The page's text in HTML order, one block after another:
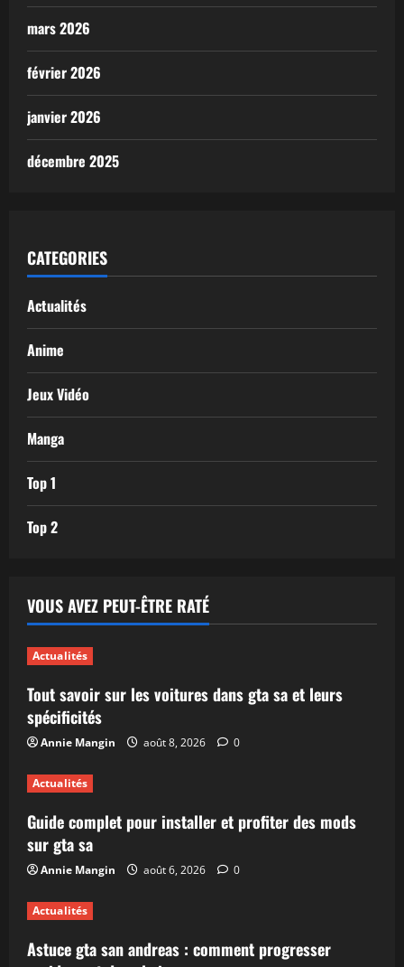
mars 2026
février 2026
janvier 2026
décembre 2025
CATEGORIES
Actualités
Anime
Jeux Vidéo
Manga
Top 1
Top 2
VOUS AVEZ PEUT-ÊTRE RATÉ
Actualités
Tout savoir sur les voitures dans gta sa et leurs
spécificités
Annie Mangin août 8, 2026 0
Actualités
Guide complet pour installer et profiter des mods
sur gta sa
Annie Mangin août 6, 2026 0
Actualités
Astuce gta san andreas : comment progresser